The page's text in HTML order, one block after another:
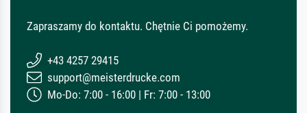
Zapraszamy do kontaktu. Chętnie Ci pomożemy.
+43 4257 29415
support@meisterdrucke.com
Mo-Do: 7:00 - 16:00 | Fr: 7:00 - 13:00